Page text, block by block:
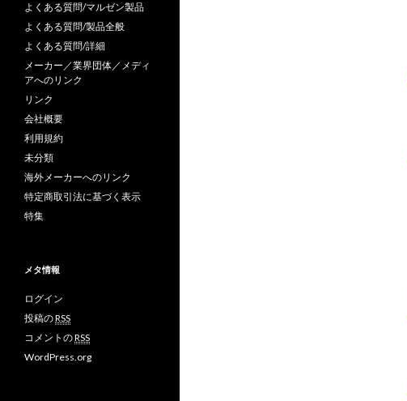
よくある質問/マルゼン製品
よくある質問/製品全般
よくある質問/詳細
メーカー／業界団体／メディ
アへのリンク
リンク
会社概要
利用規約
未分類
海外メーカーへのリンク
特定商取引法に基づく表示
特集
メタ情報
ログイン
投稿のRSS
コメントのRSS
WordPress.org